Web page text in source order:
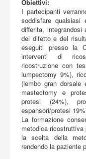
Obiettivi:
I partecipanti
soddisfare qualsiasi
differita, integrandosi
del difetto e del
eseguiti presso la
interventi di
ricostruzione con
lumpectomy 9%),
(lembo gran
mastectomy e
protesi (24%),
espansori/protesi
La formazione
metodica
la scelta della
rendendo la paziente